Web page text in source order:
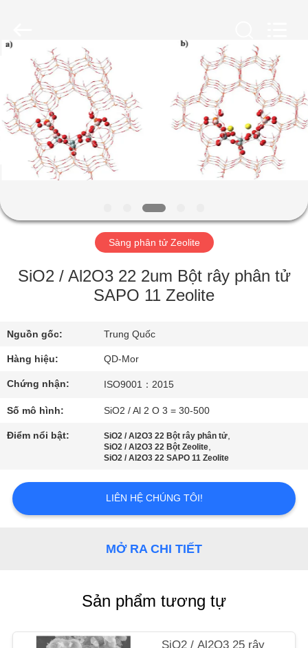
TRANG
CHỦ
CÁC
SẢN
PHẨM
VỀ
TÔI
QUAN
NHÀ
MÁY
KIỂM
LƯỢNG
Rights
Sàng phân tử Zeolite
SiO2 / Al2O3 22 2um Bột rây phân tử
SAPO 11 Zeolite
Nguồn gốc: Trung Quốc
Hàng hiệu: QD-Mor
Chứng nhận: ISO9001：2015
Số mô hình: SiO2 / Al 2 O 3 = 30-500
Điểm nổi bật: SiO2 / Al2O3 22 Bột rây phân tử,
SiO2 / Al2O3 22 Bột Zeolite,
SiO2 / Al2O3 22 SAPO 11 Zeolite
LIÊN HỆ CHÚNG TÔI!
MỞ RA CHI TIẾT
Sản phẩm tương tự
SiO2 / Al2O3 25 rây